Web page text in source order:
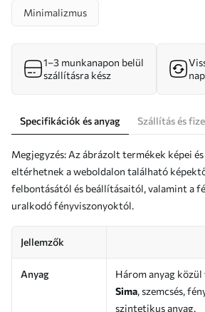
Minimalizmus
1–3 munkanapon belül
szállításra kész
Specifikációk és anyag Szállítás és
Megjegyzés: Az ábrázolt termékek képei
eltérhetnek a weboldalon található
felbontásától és beállításaitól, valamint a
uralkodó fényviszonyoktól.
Jellemzők
Anyag
Három anyag
Sima, szemcsés,
szintetikus anyag.